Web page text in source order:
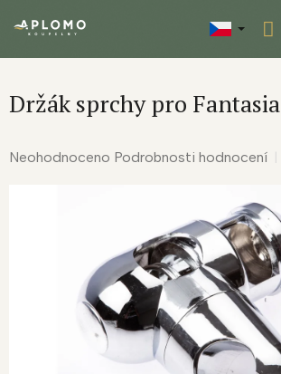
Držák sprchy pro Fantasia
Průměrné
Neohodnoceno Podrobnosti hodnocení